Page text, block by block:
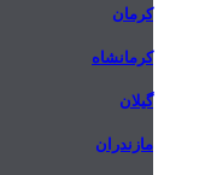
کرمان
کرمانشاه
گیلان
مازندران